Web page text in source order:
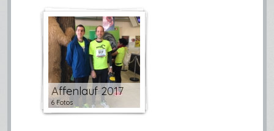
Affenlauf 2017
6 Fotos